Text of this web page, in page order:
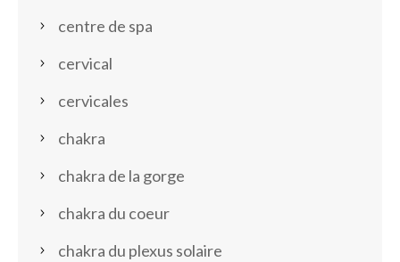
centre de spa
cervical
cervicales
chakra
chakra de la gorge
chakra du coeur
chakra du plexus solaire